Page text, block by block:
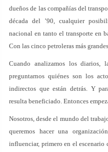
dueños de las compañías del
década del ’90, cualquier
nacional en tanto el transporte en
Con las cinco petroleras más
Cuando analizamos los diarios,
preguntarnos quiénes son los
indirectos que están detrás. Y
resulta beneficiado. Entonces
Nosotros, desde el mundo del
queremos hacer una
influenciar, primero en el